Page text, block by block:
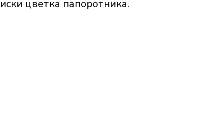
цветка папоротника.